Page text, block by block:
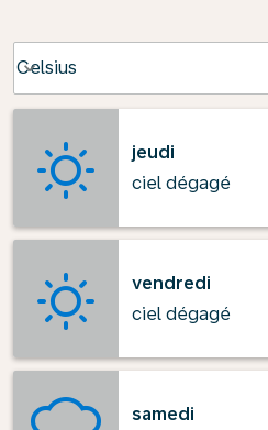
Celsius
keyboard_arrow_down
jeudi
ciel dégagé
vendredi
ciel dégagé
samedi